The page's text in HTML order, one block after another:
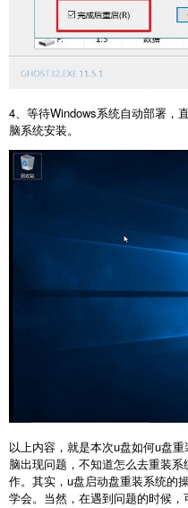
4、等待Windows系统自动部署，
脑系统安装。
以上内容，就是本次u盘如何u盘
脑出现问题，不知道怎么去重装
作。其实，u盘启动盘重装系统的
学会。当然，在遇到问题的时候，